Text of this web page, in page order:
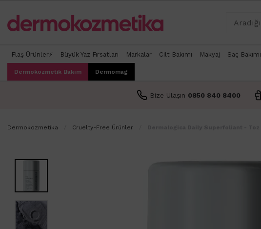
Flaş Ürünler⚡ Büyük Yaz Fırsatları Markalar Cilt Bakımı Makyaj Saç Bakımı
Dermokozmetik Bakım Dermomag
Bize Ulaşın 0850 840 8400
Dermokozmetika Cruelty-Free Ürünler